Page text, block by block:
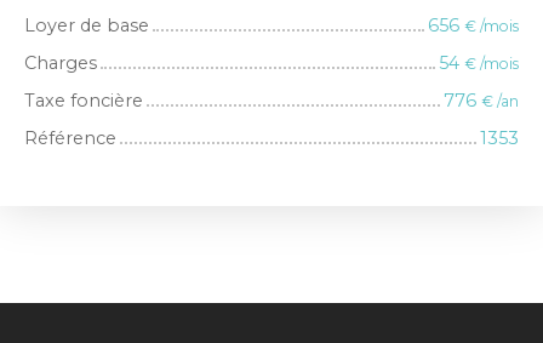
Loyer de base
656 € /mois
Charges 54 € /mois
Taxe foncière 776 € /an
Référence 1353